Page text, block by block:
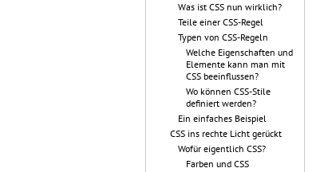
Was ist CSS nun wirklich?
Teile einer CSS-Regel
Typen von CSS-Regeln
Welche Eigenschaften und
Elemente kann man mit
CSS beeinflussen?
Wo können CSS-Stile
definiert werden?
Ein einfaches Beispiel
CSS ins rechte Licht gerückt
Wofür eigentlich CSS?
Farben und CSS